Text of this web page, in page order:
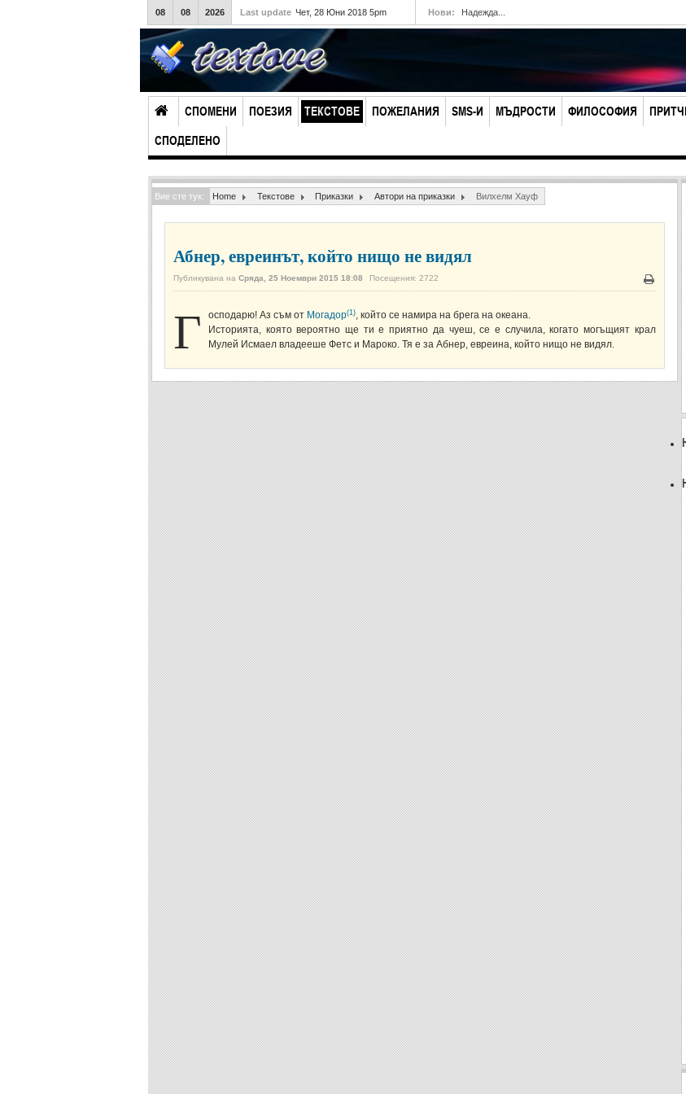
08 08 2026 Last update Чет, 28 Юни 2018 5pm Нови: Надежда...
СПОМЕНИ ПОЕЗИЯ ТЕКСТОВЕ ПОЖЕЛАНИЯ SMS-И МЪДРОСТИ ФИЛОСОФИЯ
СПОДЕЛЕНО
Вие сте тук: Home Текстове Приказки Автори на приказки Вилхелм Хауф
Абнер, евреинът, който нищо не видял
Публикувана на Сряда, 25 Ноември 2015 18:08 Посещения: 2722
Печат
Г осподарю! Аз съм от Могадор(1), който се намира на брега на океана.
Историята, която вероятно ще ти е приятно да чуеш, се е случила, когато могъщият крал
Мулей Исмаел владееше Фетс и Мароко. Тя е за Абнер, евреина, който нищо не видял.